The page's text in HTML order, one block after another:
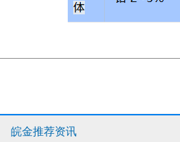
皖金推荐资讯